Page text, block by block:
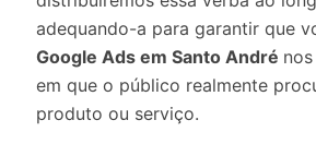
adequando-a para garantir que
Google Ads em Santo André
em que o público realmente
produto ou serviço.